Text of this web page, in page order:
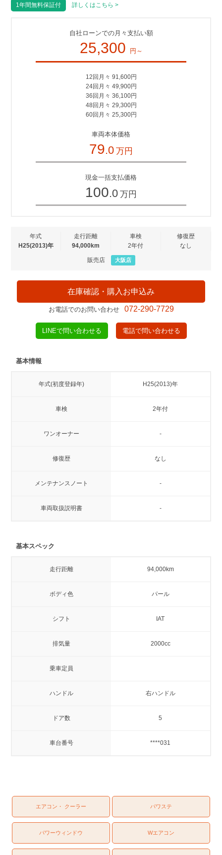
1年間無料保証付 詳しくはこちら >
自社ローンでの月々支払い額
25,300 円～
12回月々 91,600円
24回月々 49,900円
36回月々 36,100円
48回月々 29,300円
60回月々 25,300円
車両本体価格
79.0 万円
現金一括支払価格
100.0 万円
年式
H25(2013)年
走行距離
94,000km
車検
2年付
修復歴
なし
販売店 大阪店
在庫確認・購入お申込み
お電話でのお問い合わせ 072-290-7729
LINEで問い合わせる 電話で問い合わせる
基本情報
年式(初度登録年) H25(2013)年
車検 2年付
ワンオーナー -
修復歴 なし
メンテナンスノート -
車両取扱説明書 -
基本スペック
走行距離 94,000km
ボディ色 パール
シフト IAT
排気量 2000cc
乗車定員
ハンドル 右ハンドル
ドア数 5
車台番号 ****031
エアコン・ クーラー パワステ
パワーウィンドウ Wエアコン